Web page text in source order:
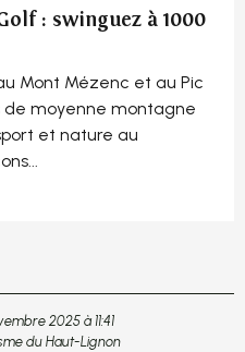
: swinguez à 1000
Mont Mézenc et au Pic
de moyenne montagne
et nature au
2025 à 11:41
du Haut-Lignon